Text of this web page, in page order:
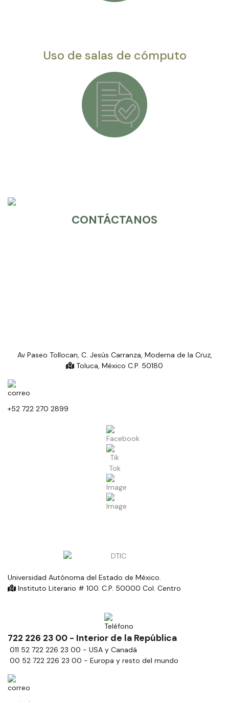
Uso de salas de cómputo
CONTÁCTANOS
Av Paseo Tollocan, C. Jesús Carranza, Moderna de la Cruz,
Toluca, México C.P. 50180
+52 722 270 2899
Universidad Autónoma del Estado de México.
Instituto Literario # 100. C.P. 50000 Col. Centro
722 226 23 00 - Interior de la República
011 52 722 226 23 00 - USA y Canadá
00 52 722 226 23 00 - Europa y resto del mundo